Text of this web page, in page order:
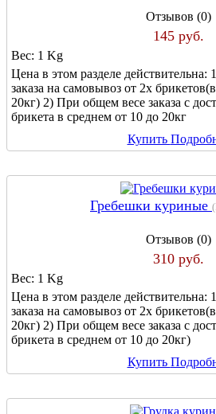
Отзывов (0)
145 руб.
Вес: 1 Kg
Цена в этом разделе
заказа на самовывоз от 2х
20кг) 2) При общем весе заказа с
брикета в среднем от 10 до 20кг
Купить
Гребешки куриные
Отзывов (0)
310 руб.
Вес: 1 Kg
Цена в этом разделе
заказа на самовывоз от 2х
20кг) 2) При общем весе заказа с
брикета в среднем от 10 до 20кг)
Купить